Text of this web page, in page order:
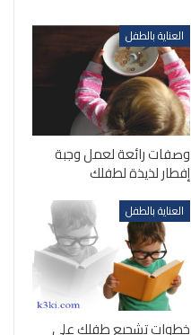
العناية بالطفل
وصفات رائعة لعمل وجبة
إفطار لذيذة لطفلك
العناية بالطفل
خطوات تشجيع طفلك على